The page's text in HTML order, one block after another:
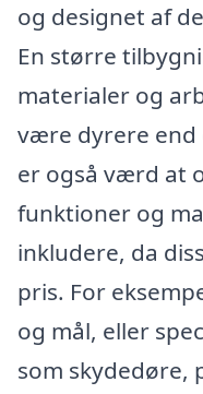
og designet af
En større
materialer og
være dyrere end
er også værd at
funktioner og
inkludere, da
pris. For
og mål, eller
som skydedøre,